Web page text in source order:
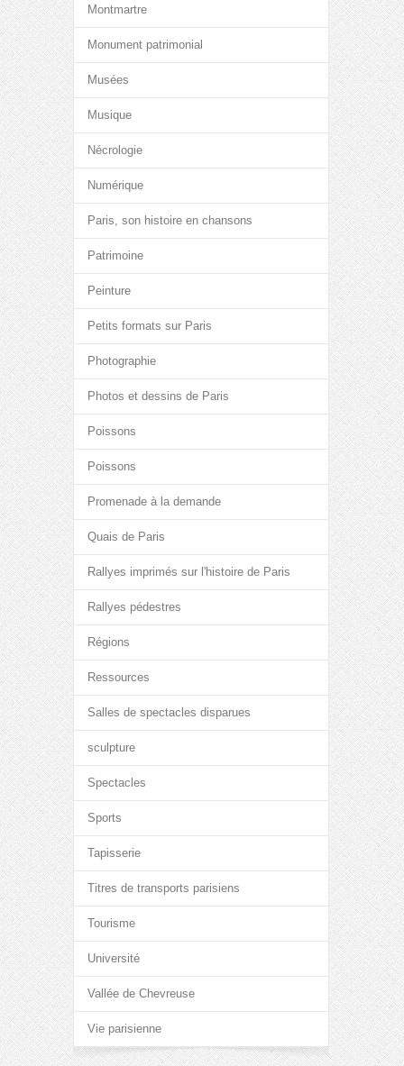
Montmartre
Monument patrimonial
Musées
Musique
Nécrologie
Numérique
Paris, son histoire en chansons
Patrimoine
Peinture
Petits formats sur Paris
Photographie
Photos et dessins de Paris
Poissons
Poissons
Promenade à la demande
Quais de Paris
Rallyes imprimés sur l'histoire de Paris
Rallyes pédestres
Régions
Ressources
Salles de spectacles disparues
sculpture
Spectacles
Sports
Tapisserie
Titres de transports parisiens
Tourisme
Université
Vallée de Chevreuse
Vie parisienne